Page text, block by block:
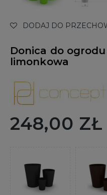
DODAJ DO
Donica do
limonkowa
248,00 ZŁ